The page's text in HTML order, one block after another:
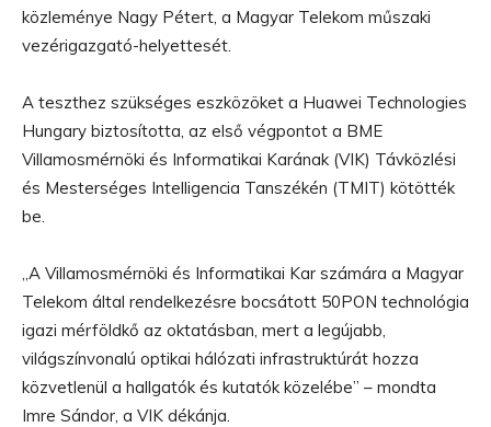
közleménye Nagy Pétert, a Magyar Telekom műszaki
vezérigazgató-helyettesét.
A teszthez szükséges eszközöket a Huawei Technologies
Hungary biztosította, az első végpontot a BME
Villamosmérnöki és Informatikai Karának (VIK) Távközlési
és Mesterséges Intelligencia Tanszékén (TMIT) kötötték
be.
„A Villamosmérnöki és Informatikai Kar számára a Magyar
Telekom által rendelkezésre bocsátott 50PON technológia
igazi mérföldkő az oktatásban, mert a legújabb,
világszínvonalú optikai hálózati infrastruktúrát hozza
közvetlenül a hallgatók és kutatók közelébe” – mondta
Imre Sándor, a VIK dékánja.